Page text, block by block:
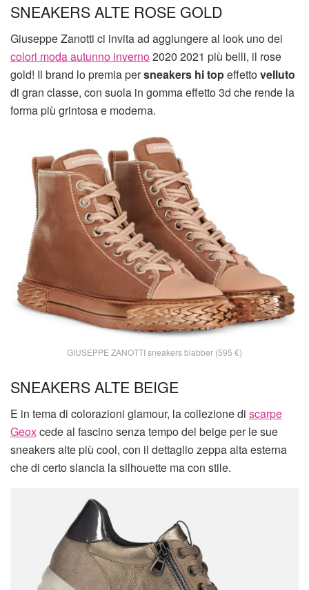
SNEAKERS ALTE ROSE GOLD
Giuseppe Zanotti ci invita ad aggiungere al look uno dei
colori moda autunno inverno2020 2021 più belli, il rose
gold! Il brand lo premia persneakers hi topeffettovelluto
di gran classe, con suola in gomma effetto 3d che rende la
forma più grintosa e moderna.
GIUSEPPE ZANOTTI sneakers blabber (595 €)
SNEAKERS ALTE BEIGE
E in tema di colorazioni glamour, la collezione di scarpe
Geoxcede al fascino senza tempo del beige per le sue
sneakers alte più cool, con il dettaglio zeppa alta esterna
che di certo slancia la silhouette ma con stile.